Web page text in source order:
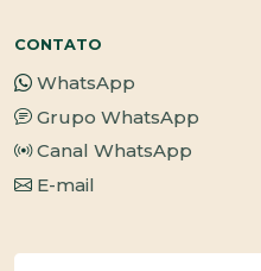
CONTATO
WhatsApp
Grupo WhatsApp
Canal WhatsApp
E-mail